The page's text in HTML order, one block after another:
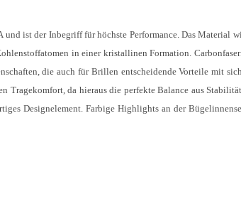
und ist der Inbegriff für höchste Performance. Das
in einer kristallinen Formation.
die auch für Brillen entscheidende Vorteile mit
Tragekomfort, da hieraus die perfekte Balance aus
Designelement. Farbige Highlights an der